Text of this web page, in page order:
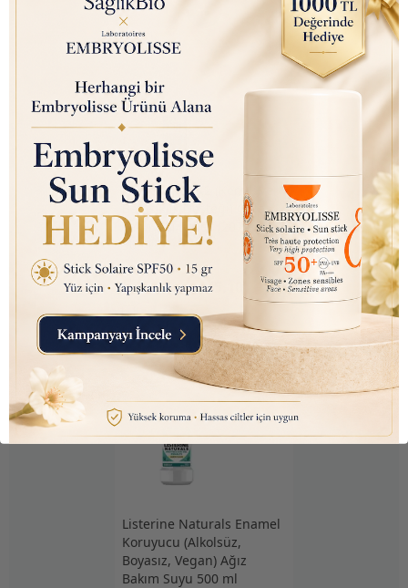
Nutraxin D3K2 (Kemik ve
Bağışıklık Desteği) Gıda
Takviyesi Sprey (207 Puf)
30ml
₺ 450.00 ₺ 145.10
Listerine Naturals Enamel
Koruyucu (Alkolsüz,
Boyasız, Vegan) Ağız
Bakım Suyu 500 ml